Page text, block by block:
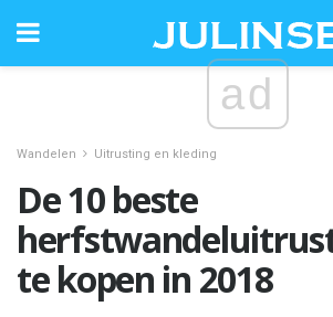
ad
Wandelen Uitrusting en kleding
De 10 beste
te kopen in 2018